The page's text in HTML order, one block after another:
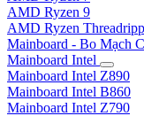
AMD Ryzen 9
AMD Ryzen
Mainboard - Bo Mạch
Mainboard Intel
Mainboard Intel Z890
Mainboard Intel B860
Mainboard Intel Z790